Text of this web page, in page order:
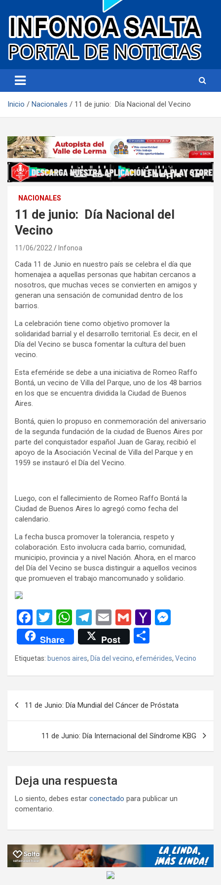
Infonoa Salta
Inicio Nacionales 11 de junio: Día Nacional del Vecino
NACIONALES
11 de junio: Día Nacional del
Vecino
11/06/2022 Infonoa
Cada 11 de Junio en nuestro país se celebra el día que
homenajea a aquellas personas que habitan cercanos a
nosotros, que muchas veces se convierten en amigos y
generan una sensación de comunidad dentro de los
barrios.
La celebración tiene como objetivo promover la
solidaridad barrial y el desarrollo territorial. Es decir, en el
Día del Vecino se busca fomentar la cultura del buen
vecino.
Esta efeméride se debe a una iniciativa de Romeo Raffo
Bontá, un vecino de Villa del Parque, uno de los 48 barrios
en los que se encuentra dividida la Ciudad de Buenos
Aires.
Bontá, quien lo propuso en conmemoración del aniversario
de la segunda fundación de la ciudad de Buenos Aires por
parte del conquistador español Juan de Garay, recibió el
apoyo de la Asociación Vecinal de Villa del Parque y en
1959 se instauró el Día del Vecino.
Luego, con el fallecimiento de Romeo Raffo Bontá la
Ciudad de Buenos Aires lo agregó como fecha del
calendario.
La fecha busca promover la tolerancia, respeto y
colaboración. Esto involucra cada barrio, comunidad,
municipio, provincia y a nivel Nación. Ahora, en el marco
del Día del Vecino se busca distinguir a aquellos vecinos
que promueven el trabajo mancomunado y solidario.
F
a
ce
b
o
k
T
wi
tt
er
W
h
at
s
A
p
T
el
e
gr
a
E
m
ail
G
m
ail
Y
o
o
ail
n
g
Share Post
o
m
ar
Etiquetas: buenos aires, Día del vecino, efemérides, Vecino
entradas
11 de Junio: Día Mundial del Cáncer de Próstata
11 de Junio: Día Internacional del Síndrome KBG
Deja una respuesta
Lo siento, debes estar conectado para publicar un
comentario.